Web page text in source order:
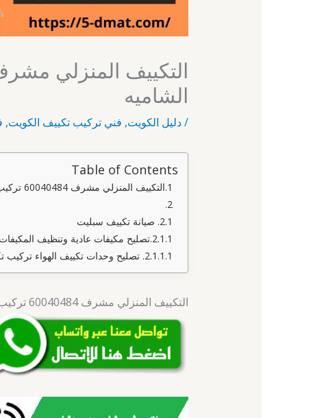
الشاميه
/دليل الكويت, فني تركيب تكييف الكويت,
Table of Contents
التكييف المنزلي مشرف 60040484 تركيب تكييف الشاميه
صيانة تكييف سبليت
تصليح مكيفات عادية وتنظيف المكيفات
تصليح وحدات تكييف الهواء تركيب
التكييف المنزلي مشرف 60040484 تركيب تكييف الشاميه